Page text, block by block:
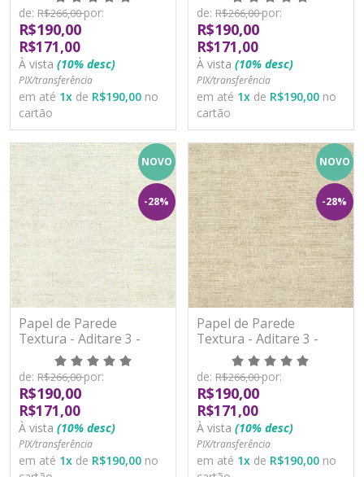
de: R$266,00por:
R$190,00
R$171,00
À vista (10% desc)
PIX/transferência
em até 1x de R$190,00 no
cartão
de: R$266,00por:
R$190,00
R$171,00
À vista (10% desc)
PIX/transferência
em até 1x de R$190,00 no
cartão
NOVO
-28%
Papel de Parede
Textura - Aditare 3 -
AD300104R - Vinílico
de: R$266,00por:
R$190,00
R$171,00
À vista (10% desc)
PIX/transferência
em até 1x de R$190,00 no
NOVO
-28%
Papel de Parede
Textura - Aditare 3 -
AD300105R - Vinílico
de: R$266,00por:
R$190,00
R$171,00
À vista (10% desc)
PIX/transferência
em até 1x de R$190,00 no